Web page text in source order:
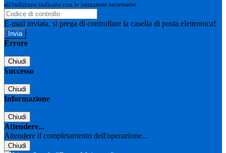
all'indirizzo indicato con le istruzioni necessarie.
E-mail inviata, si prega di controllare la casella di posta elettronica!
Errore
Chiudi
Successo
Chiudi
Informazione
Chiudi
Attendere...
Attendere il completamento dell'operazione...
Chiudi